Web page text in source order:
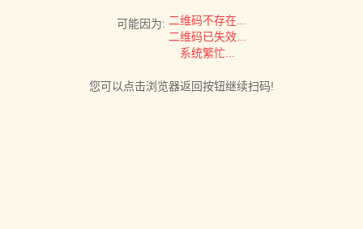
可能因为: 二维码不存在...
二维码已失效...
系统繁忙...
您可以点击浏览器返回按钮继续扫码!